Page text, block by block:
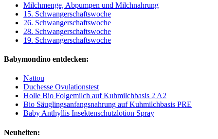
Milchmenge, Abpumpen und Milchnahrung
15. Schwangerschaftswoche
26. Schwangerschaftswoche
28. Schwangerschaftswoche
19. Schwangerschaftswoche
Babymondino entdecken:
Nattou
Duchesse Ovulationstest
Holle Bio Folgemilch auf Kuhmilchbasis 2 A2
Bio Säuglingsanfangsnahrung auf Kuhmilchbasis PRE
Baby Anthyllis Insektenschutzlotion Spray
Neuheiten: